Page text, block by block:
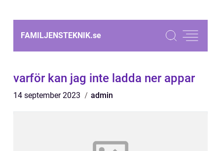
FAMILJENSTEKNIK.se
varför kan jag inte ladda ner appar
14 september 2023 admin